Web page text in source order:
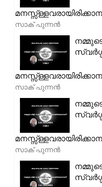
സാക് പുന്നൻ
നമ്മുടെ
സാക് പുന്നൻ
നമ്മുടെ
സാക് പുന്നൻ
നമ്മുടെ